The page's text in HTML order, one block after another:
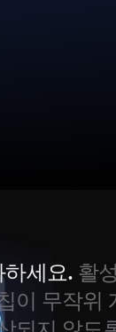
세요. 활성
이 무작위